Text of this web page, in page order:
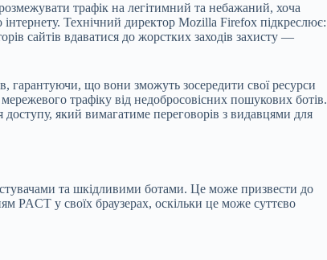
трафік на легітимний та небажаний, хоча
Технічний директор Mozilla Firefox підкреслює:
сайтів вдаватися до жорстких заходів захисту —
гарантуючи, що вони зможуть зосередити свої ресурси
трафіку від недобросовісних пошукових ботів.
який вимагатиме переговорів з видавцями для
та шкідливими ботами. Це може призвести до
PACT у своїх браузерах, оскільки це може суттєво